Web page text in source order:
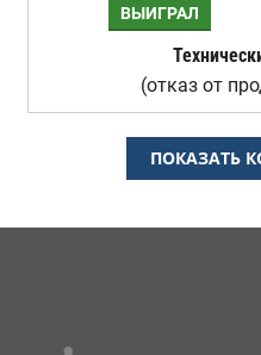
ВЫИГРАЛ
(отказ от
ПОКАЗАТЬ